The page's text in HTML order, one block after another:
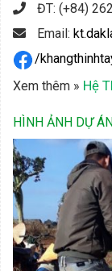
ĐT: (+84)
Email:
/
Xem thêm » Hệ
HÌNH ẢNH DỰ ÁN